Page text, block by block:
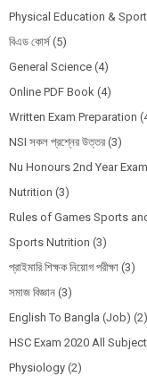
Physical Education &
বিএড কোর্স (5)
General Science (4)
Online PDF Book (4)
Written Exam Preparation
NSI সকল প্রশ্নের উত্তর (3)
Nu Honours 2nd Year Exam
Nutrition (3)
Rules of Games Sports
Sports Nutrition (3)
প্রাইমারি শিক্ষক নিয়োগ পরীক্ষা (3)
সমাজ বিজ্ঞান (3)
English To Bangla (Job) (2)
HSC Exam 2020 All
Physiology (2)